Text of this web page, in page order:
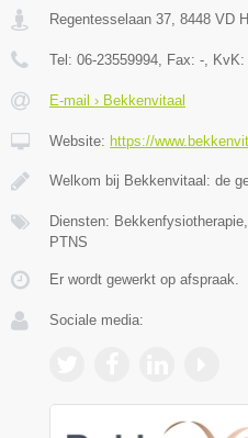
Regentesselaan 37 8448 VD
Tel: 06-23559994 , Fax: - , KvK:
E-mail › Bekkenvitaal
Website: https://
Welkom bij Bekkenvitaal: de
Diensten:
PTNS
Er wordt gewerkt op afspraak.
Sociale media: